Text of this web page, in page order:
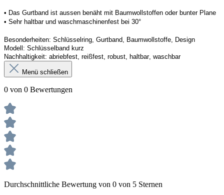
• Das Gurtband ist aussen benäht mit Baumwollstoffen oder bunter Plane
• Sehr haltbar und waschmaschinenfest bei 30°
Besonderheiten: Schlüsselring, Gurtband, Baumwollstoffe, Design
Modell: Schlüsselband kurz
Nachhaltigkeit: abriebfest, reißfest, robust, haltbar, waschbar
Menü schließen
0 von 0 Bewertungen
Durchschnittliche Bewertung von 0 von 5 Sternen